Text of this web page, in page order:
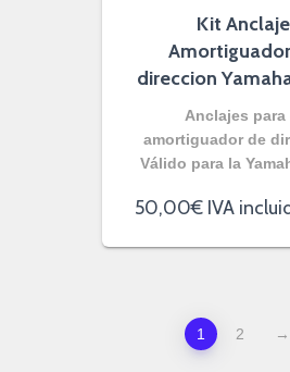
Kit Anclaje
direccion
Anclajes para
amortiguador de
Válido para la
50,00€ IVA
1 2 →